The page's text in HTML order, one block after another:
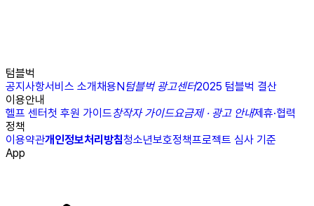
텀블벅
공지사항서비스 소개채용N텀블벅 광고센터2025 텀블벅 결산
이용안내
헬프 센터첫 후원 가이드창작자 가이드요금제 · 광고 안내제휴·협력
정책
이용약관개인정보처리방침청소년보호정책프로젝트 심사 기준
App